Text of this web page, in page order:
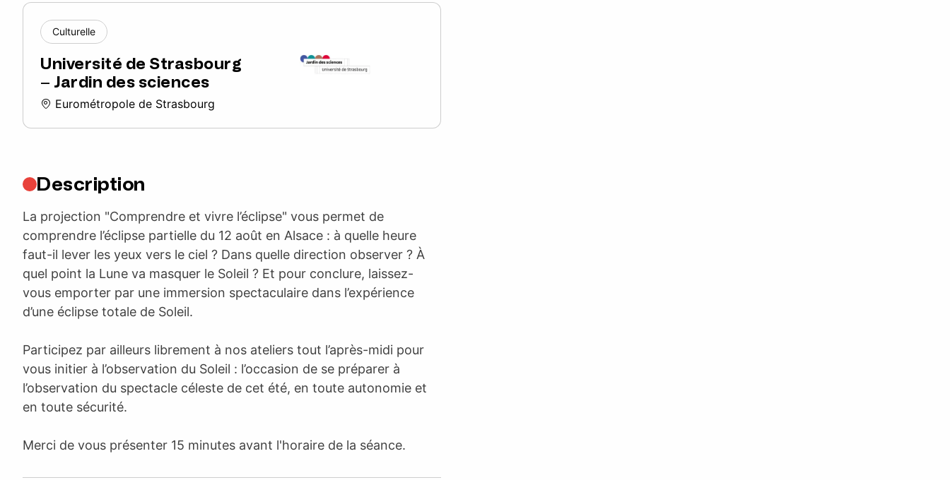
Culturelle
Université de Strasbourg
– Jardin des sciences
Eurométropole de Strasbourg
Description
La projection "Comprendre et vivre l’éclipse" vous permet de
comprendre l’éclipse partielle du 12 août en Alsace : à quelle heure
faut-il lever les yeux vers le ciel ? Dans quelle direction observer ? À
quel point la Lune va masquer le Soleil ? Et pour conclure, laissez-
vous emporter par une immersion spectaculaire dans l’expérience
d’une éclipse totale de Soleil.
Participez par ailleurs librement à nos ateliers tout l’après-midi pour
vous initier à l’observation du Soleil : l’occasion de se préparer à
l’observation du spectacle céleste de cet été, en toute autonomie et
en toute sécurité.
Merci de vous présenter 15 minutes avant l'horaire de la séance.